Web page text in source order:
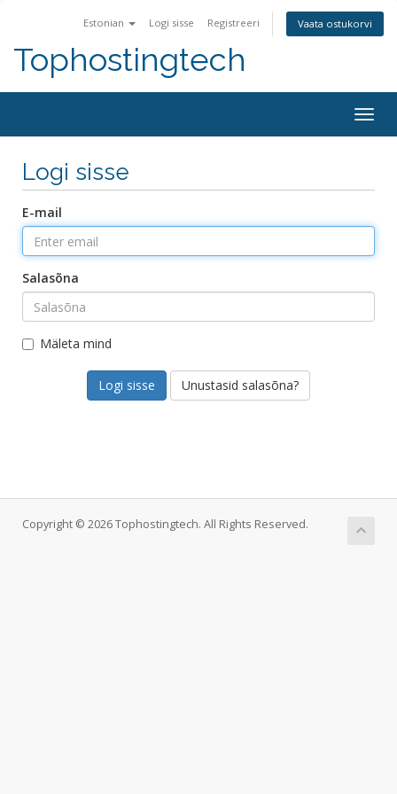
Estonian Logi sisse Registreeri Vaata ostukorvi
Tophostingtech
Logi sisse
E-mail
Salasõna
Mäleta mind
Unustasid salasõna?
Copyright © 2026 Tophostingtech. All Rights Reserved.